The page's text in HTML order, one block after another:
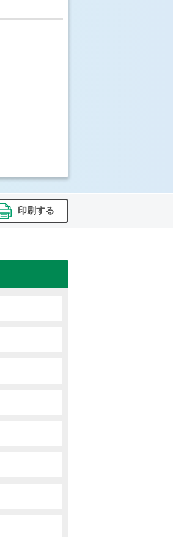
印刷する